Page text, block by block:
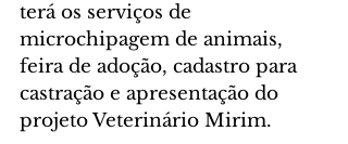
terá os serviços de
microchipagem de animais,
feira de adoção, cadastro para
castração e apresentação do
projeto Veterinário Mirim.